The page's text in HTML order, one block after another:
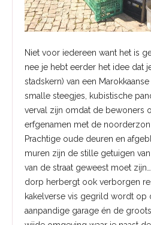
Niet voor iedereen want het is
nee je hebt eerder het idee dat
stadskern) van een
smalle steegjes, kubistische
verval zijn omdat de bewoners
erfgenamen met de noorderzon
Prachtige oude deuren en
muren zijn de stille getuigen
van de straat geweest moet
dorp herbergt ook verborgen
kakelverse vis gegrild wordt op
aanpandige garage én de